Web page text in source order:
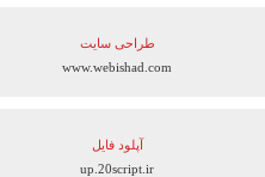
طراحی سایت
www.webishad.com
آپلود فایل
up.20script.ir